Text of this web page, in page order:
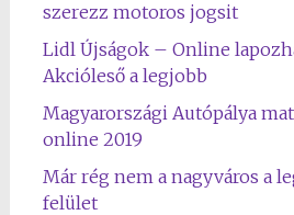
szerezz motoros jogsit
Lidl Újságok – Online
Akcióleső a legjobb
Magyarországi Autópálya
online 2019
Már rég nem a nagyváros a
felület